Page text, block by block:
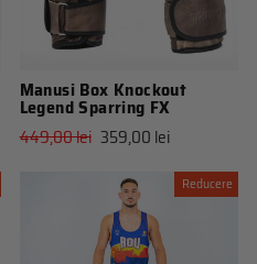
Manusi Box Knockout
Legend Sparring FX
Pret
449,00 lei Pret
vanzare
359,00 lei
Reducere